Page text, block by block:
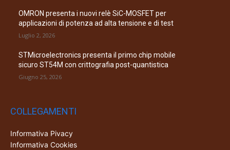
OMRON presenta i nuovi relè SiC-MOSFET per
applicazioni di potenza ad alta tensione e di test
Luglio 2, 2026
STMicroelectronics presenta il primo chip mobile
sicuro ST54M con crittografia post-quantistica
Giugno 25, 2026
COLLEGAMENTI
Informativa Pivacy
Informativa Cookies